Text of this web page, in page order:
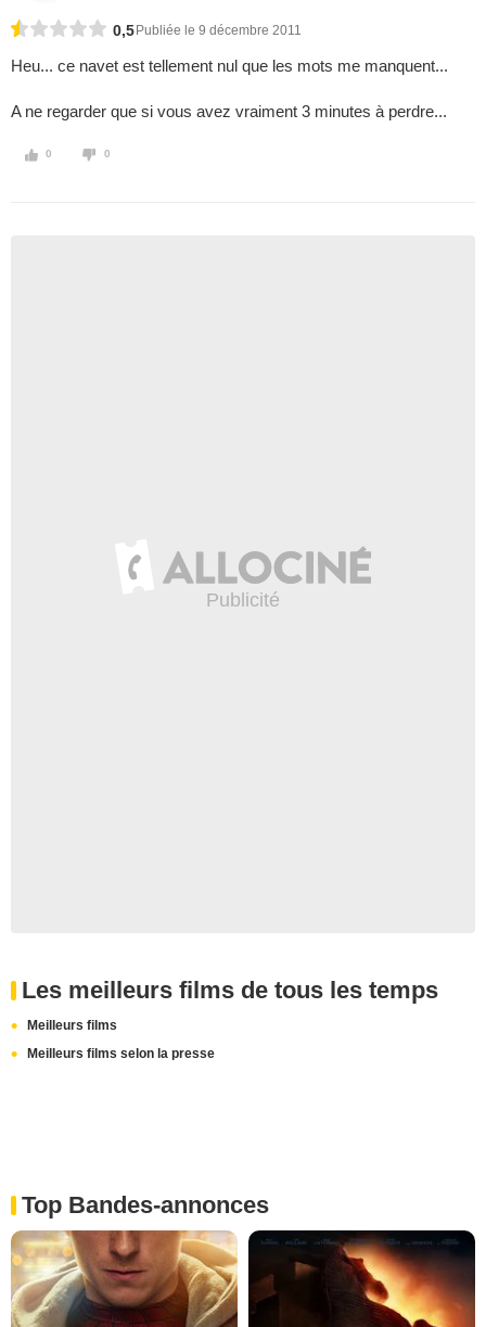
0,5 Publiée le 9 décembre 2011
Heu... ce navet est tellement nul que les mots me manquent...
A ne regarder que si vous avez vraiment 3 minutes à perdre...
0 0
Les meilleurs films de tous les temps
Meilleurs films
Meilleurs films selon la presse
Top Bandes-annonces